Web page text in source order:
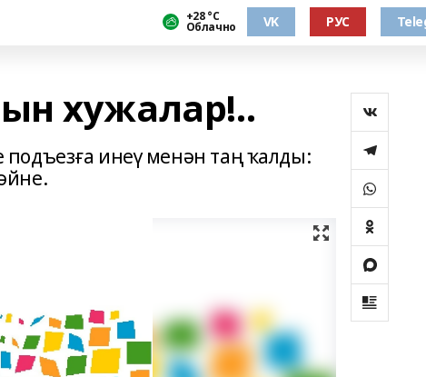
+28 °С
Облачно VK РУС
хужалар!..
подъезға инеү менән таң ҡалды: